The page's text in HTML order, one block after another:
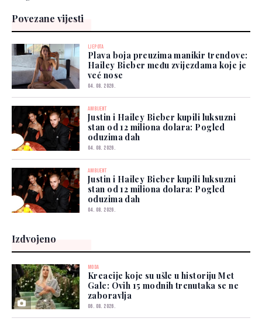
Povezane vijesti
LJEPOTA
Plava boja preuzima manikir trendove:
Hailey Bieber među zvijezdama koje je
već nose
04. 08. 2026.
AMBIJENT
Justin i Hailey Bieber kupili luksuzni
stan od 12 miliona dolara: Pogled
oduzima dah
04. 08. 2026.
AMBIJENT
Justin i Hailey Bieber kupili luksuzni
stan od 12 miliona dolara: Pogled
oduzima dah
04. 08. 2026.
Izdvojeno
MODA
Kreacije koje su ušle u historiju Met
Gale: Ovih 15 modnih trenutaka se ne
zaboravlja
06. 08. 2026.